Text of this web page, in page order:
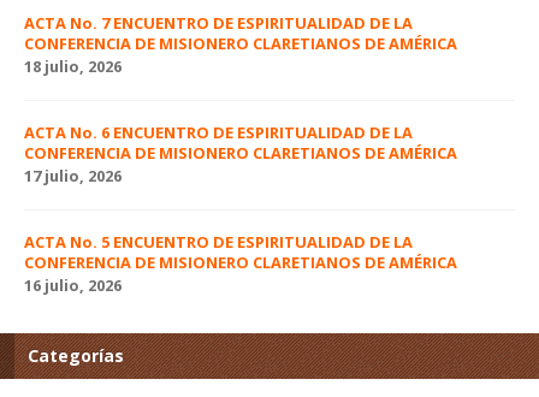
ACTA No. 7 ENCUENTRO DE ESPIRITUALIDAD DE LA
CONFERENCIA DE MISIONERO CLARETIANOS DE AMÉRICA
18 julio, 2026
ACTA No. 6 ENCUENTRO DE ESPIRITUALIDAD DE LA
CONFERENCIA DE MISIONERO CLARETIANOS DE AMÉRICA
17 julio, 2026
ACTA No. 5 ENCUENTRO DE ESPIRITUALIDAD DE LA
CONFERENCIA DE MISIONERO CLARETIANOS DE AMÉRICA
16 julio, 2026
Categorías